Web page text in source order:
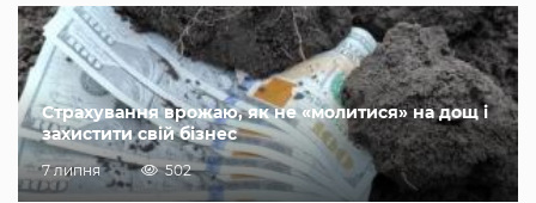
Страхування врожаю, як не «молитися» на дощ і
захистити свій бізнес
7 липня 502